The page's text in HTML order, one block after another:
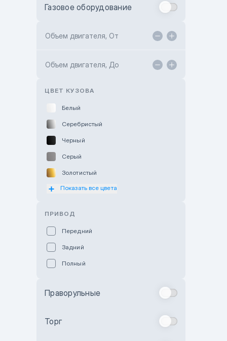
Toyota Kokshetau
Hyundai ShymCity
Газовое оборудование
Объем двигателя, От
Объем двигателя, До
ЦВЕТ КУЗОВА
Белый
Серебристый
Черный
Серый
Золотистый
Оранжевый
Показать все цвета
ПРИВОД
Передний
Задний
Полный
Праворульные
Торг